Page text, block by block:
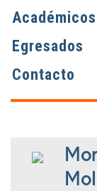
Académicos
Egresados
Contacto